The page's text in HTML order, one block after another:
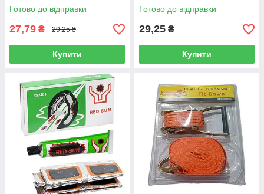
Готово до відправки
27,79 ₴ 29,25 ₴
Купити
Готово до відправки
29,25 ₴
Купити